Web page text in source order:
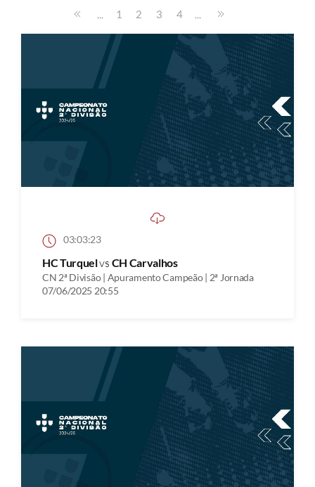
... 1 2 3 4 ...
03:03:23
HC Turquelvs CH Carvalhos
CN 2ª Divisão | Apuramento Campeão | 2ª Jornada
07/06/2025 20:55